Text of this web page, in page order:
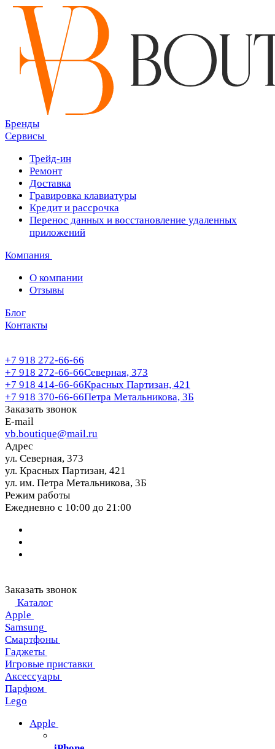
Бренды
Сервисы
Трейд-ин
Ремонт
Доставка
Гравировка клавиатуры
Кредит и рассрочка
Перенос данных и восстановление удаленных
приложений
Компания
О компании
Отзывы
Блог
Контакты
+7 918 272-66-66
+7 918 272-66-66Северная, 373
+7 918 414-66-66Красных Партизан, 421
+7 918 370-66-66Петра Метальникова, 3Б
Заказать звонок
E-mail
vb.boutique@mail.ru
Адрес
ул. Северная, 373
ул. Красных Партизан, 421
ул. им. Петра Метальникова, 3Б
Режим работы
Ежедневно с 10:00 до 21:00
Заказать звонок
Каталог
Apple
Samsung
Смартфоны
Гаджеты
Игровые приставки
Аксессуары
Парфюм
Lego
Apple